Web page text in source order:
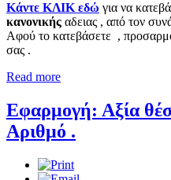
Κάντε ΚΛΙΚ εδώ για να
κανονικής αδειας , από τον
Αφού το κατεβάσετε ,
σας .
Read more
Εφαρμογή: Αξία
Αριθμό .